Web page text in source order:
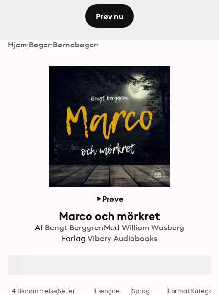
Prøv nu
Hjem Bøger Børnebøger
Prøve
Marco och mörkret
Af Bengt BerggrenMed William Wasberg
Forlag Vibery Audiobooks
4 BedømmelseSerier Længde Sprog FormatKategori